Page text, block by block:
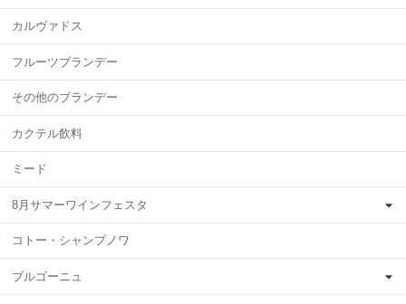
カルヴァドス
フルーツブランデー
その他のブランデー
カクテル飲料
ミード
8月サマーワインフェスタ
コトー・シャンプノワ
ブルゴーニュ